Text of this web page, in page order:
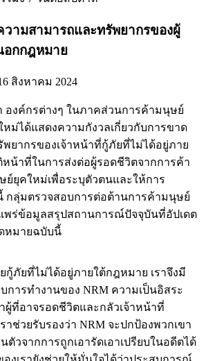
ามสามารถและทรัพยากรของผู้
อกกฎหมาย
สิงหาคม 2024
องค์กรต่างๆ ในภาคส่วนการค้ามนุษย์
ม่ได้แสดงความกังวลเกี่ยวกับการขาด
ยากรของเจ้าหน้าที่กู้ภัยที่ไม่ได้อยู่ภาย
น้าที่ในการส่งต่อผู้รอดชีวิตจากการค้า
ยุคใหม่เพื่อระบุตัวตนและให้การ
กลุ่มตรวจสอบการต่อต้านการค้ามนุษย์
แพร่ข้อมูลสรุปสถานการณ์ปัจจุบันที่อัปเดต
หมายฉบับนี้
กู้ภัยที่ไม่ได้อยู่ภายใต้กฎหมาย เราจึงมี
ารทำงานของ NRM ความเป็นอิสระ
ผู้ที่อาจรอดชีวิตและกลัวเจ้าหน้าที่
าช่วยรับรองว่า NRM จะปกป้องพวกเขา
ตัวจากการถูกเอารัดเอาเปรียบในอดีตได้